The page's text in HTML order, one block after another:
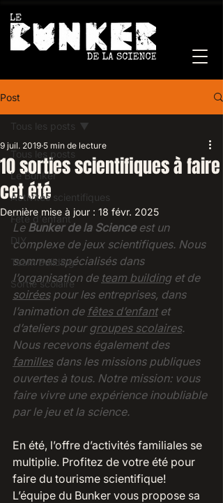
Post
Tous les posts
Le Bunker
Activités scientifiques
Fête d'enfant
DIY
Team Building
Sortie scolaire
Tous les posts
10 sorties scientifiques à faire
cet été
9 juil. 2019 5 min de lecture
Dernière mise à jour : 18 févr. 2025
Le Bunker de la Science est un
complexe de jeux scientifiques. Nous
sommes spécialisés dans
l’organisation de team building et de
soirées pour les entreprises, dans
l’animation de fêtes d’enfant et
d’ateliers pour groupes scolaires.
Nous recevons également des
familles dans les missions publiques
ouvertes à tous. Notre mission: vous
faire vivre une expérience inoubliable
par le jeu et la science.
En été, l’offre d’activités familiales se
multiplie. Profitez de votre été pour
faire du tourisme scientifique!
L’équipe du Bunker vous propose sa